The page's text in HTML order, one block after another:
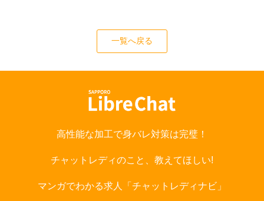
一覧へ戻る
高性能な加工で身バレ対策は完璧！
チャットレディのこと、教えてほしい!
マンガでわかる求人「チャットレディナビ」